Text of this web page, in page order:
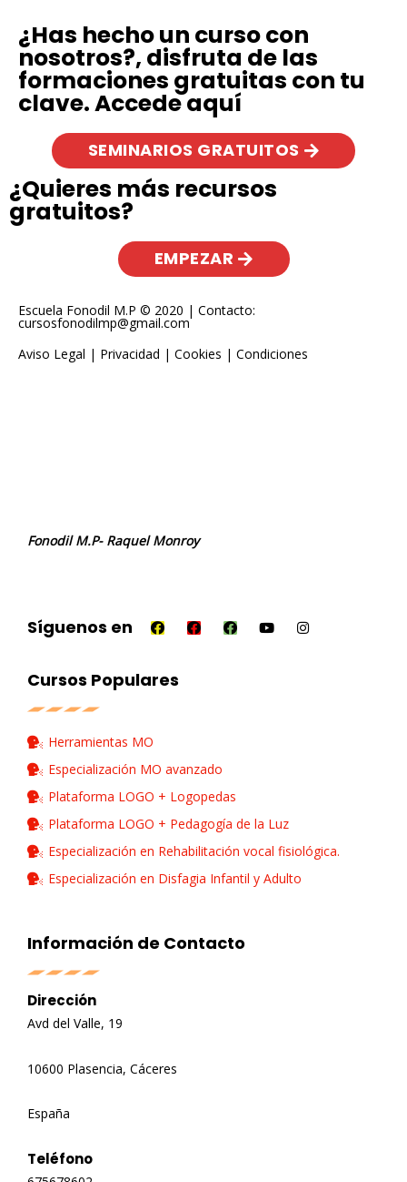
¿Has hecho un curso con
nosotros?, disfruta de las
formaciones gratuitas con tu
clave. Accede aquí
SEMINARIOS GRATUITOS
¿Quieres más recursos
gratuitos?
EMPEZAR
Escuela Fonodil M.P © 2020 | Contacto:
cursosfonodilmp@gmail.com
Aviso Legal | Privacidad | Cookies | Condiciones
Fonodil M.P- Raquel Monroy
Síguenos en
Cursos Populares
Herramientas MO
Especialización MO avanzado
Plataforma LOGO + Logopedas
Plataforma LOGO + Pedagogía de la Luz
Especialización en Rehabilitación vocal fisiológica.
Especialización en Disfagia Infantil y Adulto
Información de Contacto
Dirección
Avd del Valle, 19
10600 Plasencia, Cáceres
España
Teléfono